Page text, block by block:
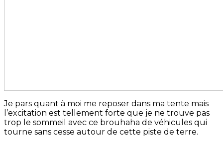
Je pars quant à moi me reposer dans ma tente mais
l’excitation est tellement forte que je ne trouve pas
trop le sommeil avec ce brouhaha de véhicules qui
tourne sans cesse autour de cette piste de terre.